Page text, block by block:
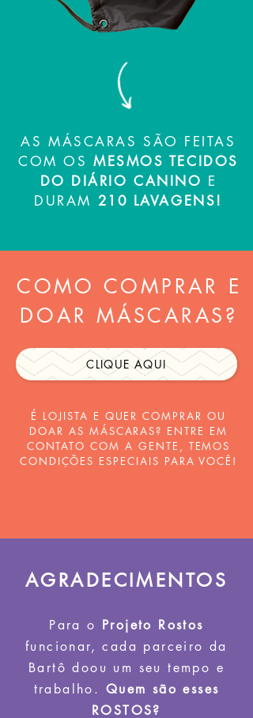
AS MÁSCARAS SÃO FEITAS
COM OSMESMOS TECIDOS
DO DIÁRIO CANINO E
DURAM 210 LAVAGENS!
COMO COMPRAR E
DOAR MÁSCARAS?
CLIQUE AQUI
É LOJISTA E QUER COMPRAR OU
DOAR AS MÁSCARAS? ENTRE EM
CONTATO COM A GENTE, TEMOS
CONDIÇÕES ESPECIAIS PARA VOCÊ!
AGRADECIMENTOS
Para o Projeto Rostos
funcionar, cada parceiro da
Bartô doou um seu tempo e
trabalho. Quem são esses
ROSTOS?